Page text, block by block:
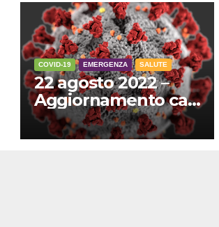
COVID-19 EMERGENZA SALUTE
22 agosto 2022 –
Aggiornamento casi
Covid-19